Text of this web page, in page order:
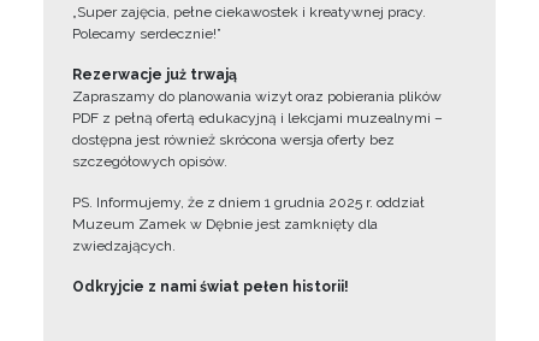
„Super zajęcia, pełne ciekawostek i kreatywnej pracy.
Polecamy serdecznie!”
Rezerwacje już trwają
Zapraszamy do planowania wizyt oraz pobierania plików
PDF z pełną ofertą edukacyjną i lekcjami muzealnymi –
dostępna jest również skrócona wersja oferty bez
szczegółowych opisów.
PS. Informujemy, że z dniem 1 grudnia 2025 r. oddział
Muzeum Zamek w Dębnie jest zamknięty dla
zwiedzających.
Odkryjcie z nami świat pełen historii!